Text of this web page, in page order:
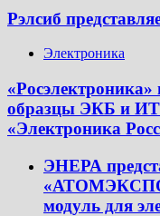
Рэлсиб
Электроника
«Росэлектроника»
образцы ЭКБ и
«Электроника
ЭНЕРА
модуль для